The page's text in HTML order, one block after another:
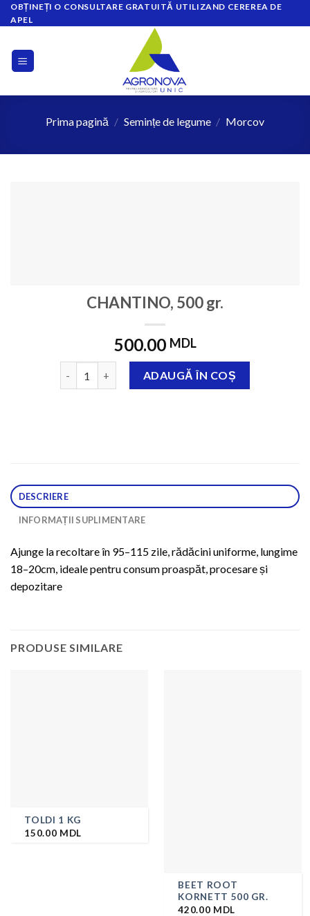
Skip
to
OBȚINEȚI O CONSULTARE GRATUITĂ UTILIZAND CEREREA DE
APEL
Prima pagină / Semințe de legume / Morcov
CHANTINO, 500 gr.
500.00 MDL
Cantitate CHANTINO, 500 gr.
ADAUGĂ ÎN COȘ
DESCRIERE
INFORMAȚII SUPLIMENTARE
Ajunge la recoltare în 95–115 zile, rădăcini uniforme, lungime
18–20cm, ideale pentru consum proaspăt, procesare și
depozitare
PRODUSE SIMILARE
TOLDI 1 KG
150.00 MDL
BEET ROOT
KORNETT 500 GR.
420.00 MDL